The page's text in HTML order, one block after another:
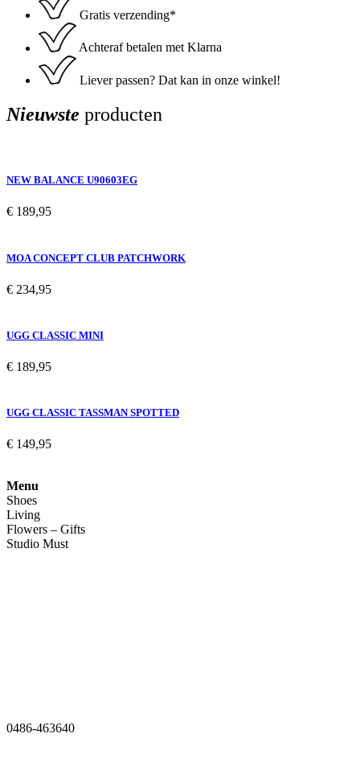
Gratis verzending*
Achteraf betalen met Klarna
Liever passen? Dat kan in onze winkel!
Nieuwste producten
NEW BALANCE U90603EG
€ 189,95
MOA CONCEPT CLUB PATCHWORK
€ 234,95
UGG CLASSIC MINI
€ 189,95
UGG CLASSIC TASSMAN SPOTTED
€ 149,95
Menu
Shoes
Living
Flowers – Gifts
Studio Must
0486-463640